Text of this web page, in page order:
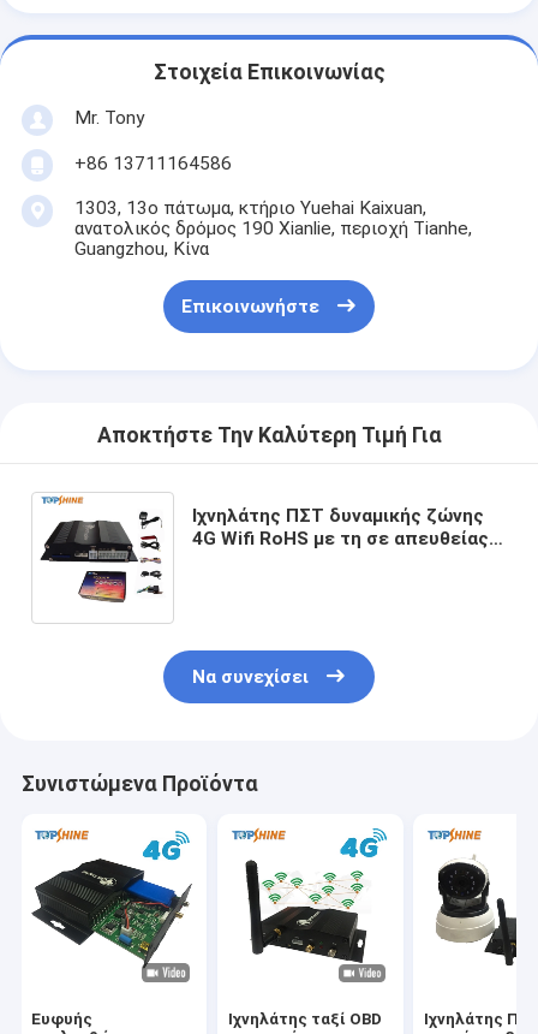
Στοιχεία Επικοινωνίας
Mr. Tony
+86 13711164586
1303, 13ο πάτωμα, κτήριο Yuehai Kaixuan,
ανατολικός δρόμος 190 Xianlie, περιοχή Tianhe,
Guangzhou, Κίνα
Επικοινωνήστε
Αποκτήστε Την Καλύτερη Τιμή Για
Ιχνηλάτης ΠΣΤ δυναμικής ζώνης
4G Wifi RoHS με τη σε απευθείας
Να συνεχίσει
Συνιστώμενα Προϊόντα
Ευφυής
Ιχνηλάτης ταξί OBD
Ιχνηλάτης